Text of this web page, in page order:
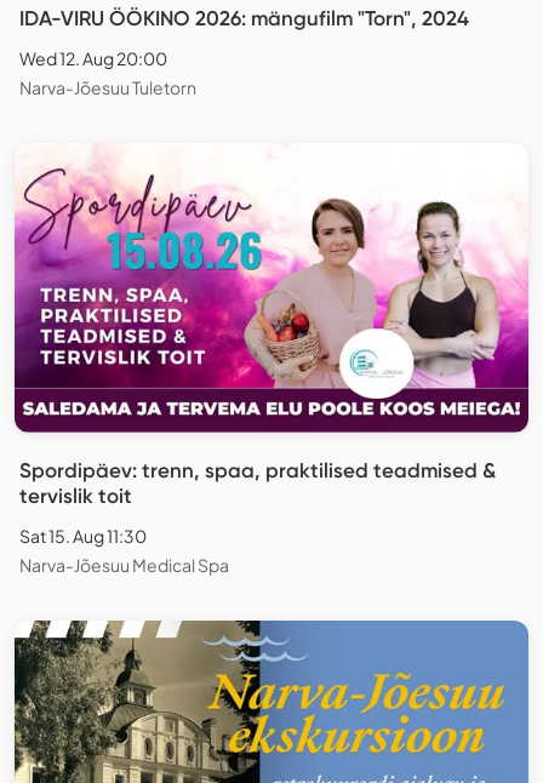
IDA-VIRU ÖÖKINO 2026: mängufilm "Torn", 2024
Wed 12. Aug 20:00
Narva-Jõesuu Tuletorn
Spordipäev: trenn, spaa, praktilised teadmised &
tervislik toit
Sat 15. Aug 11:30
Narva-Jõesuu Medical Spa